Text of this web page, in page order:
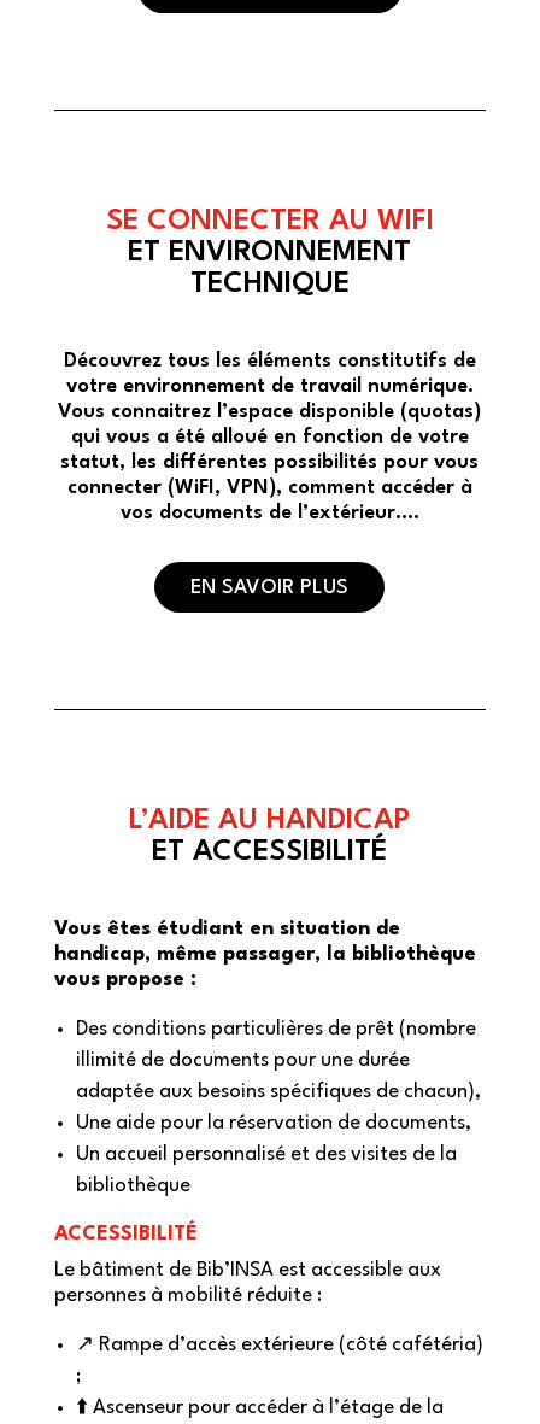
SE CONNECTER AU WIFI
ET ENVIRONNEMENT
TECHNIQUE
Découvrez tous les éléments constitutifs de
votre environnement de travail numérique.
Vous connaitrez l’espace disponible (quotas)
qui vous a été alloué en fonction de votre
statut, les différentes possibilités pour vous
connecter (WiFI, VPN), comment accéder à
vos documents de l’extérieur….
EN SAVOIR PLUS
L’AIDE AU HANDICAP
ET ACCESSIBILITÉ
Vous êtes étudiant en situation de
handicap, même passager, la bibliothèque
vous propose :
Des conditions particulières de prêt (nombre
illimité de documents pour une durée
adaptée aux besoins spécifiques de chacun),
Une aide pour la réservation de documents,
Un accueil personnalisé et des visites de la
bibliothèque
ACCESSIBILITÉ
Le bâtiment de Bib’INSA est accessible aux
personnes à mobilité réduite :
↗️ Rampe d’accès extérieure (côté cafétéria)
;
⬆️ Ascenseur pour accéder à l’étage de la